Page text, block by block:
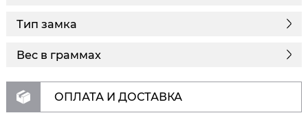
Тип замка
Вес в граммах
ОПЛАТА И ДОСТАВКА